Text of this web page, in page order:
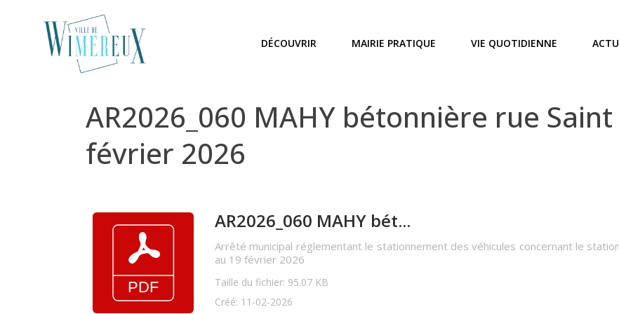
DÉCOUVRIR MAIRIE PRATIQUE VIE QUOTIDIENNE
AR2026_060 MAHY bétonnière rue
février 2026
AR2026_060 MAHY bét...
Arrêté municipal réglementant le stationnement des véhicules concernant le
au 19 février 2026
Taille du fichier: 95.07 KB
Créé: 11-02-2026